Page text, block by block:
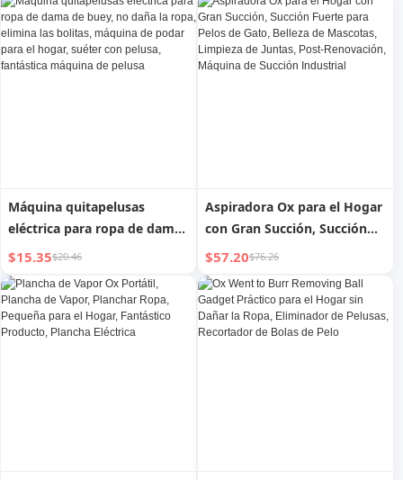
de Estilo Versátil
Máquina quitapelusas
eléctrica para ropa de dama
de buey, no daña la ropa,
elimina las bolitas, máquina
de podar para el hogar,
suéter con pelusa, fantástica
máquina de pelusa
$15.35$20.46
Aspiradora Ox para el Hogar
con Gran Succión, Succión
Fuerte para Pelos de Gato,
Belleza de Mascotas,
Limpieza de Juntas, Post-
Renovación, Máquina de
Succión Industrial
$57.20$76.26